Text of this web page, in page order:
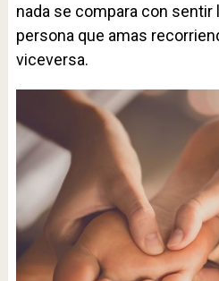
nada se compara con sentir
persona que amas
viceversa.